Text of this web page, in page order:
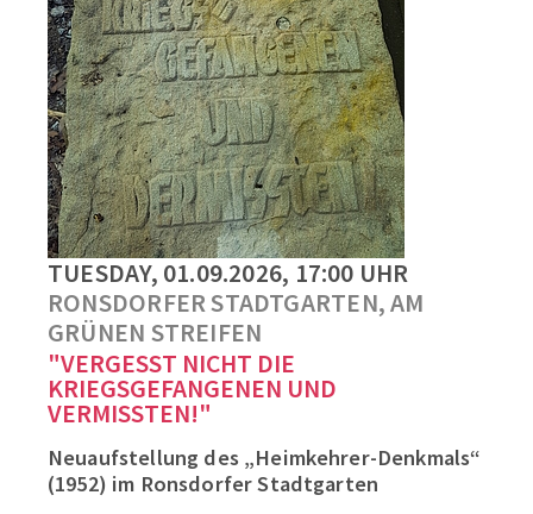
TUESDAY, 01.09.2026, 17:00 UHR
RONSDORFER STADTGARTEN, AM
GRÜNEN STREIFEN
"VERGESST NICHT DIE
KRIEGSGEFANGENEN UND
VERMISSTEN!"
Neuaufstellung des „Heimkehrer-Denkmals“
(1952) im Ronsdorfer Stadtgarten